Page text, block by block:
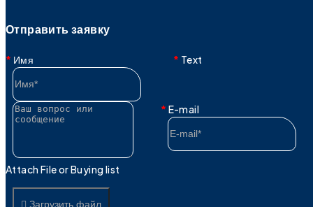
Отправить заявку
Имя
E-mail
Text
Attach File or Buying list
Загрузить файл